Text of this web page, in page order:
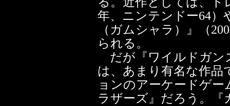
年、ニンテンドー64）
（ガムシャラ）』（
られる。
だが『ワイルドガン
は、あまり有名な作品
ョンのアーケードゲ
ラザーズ』だろう。『